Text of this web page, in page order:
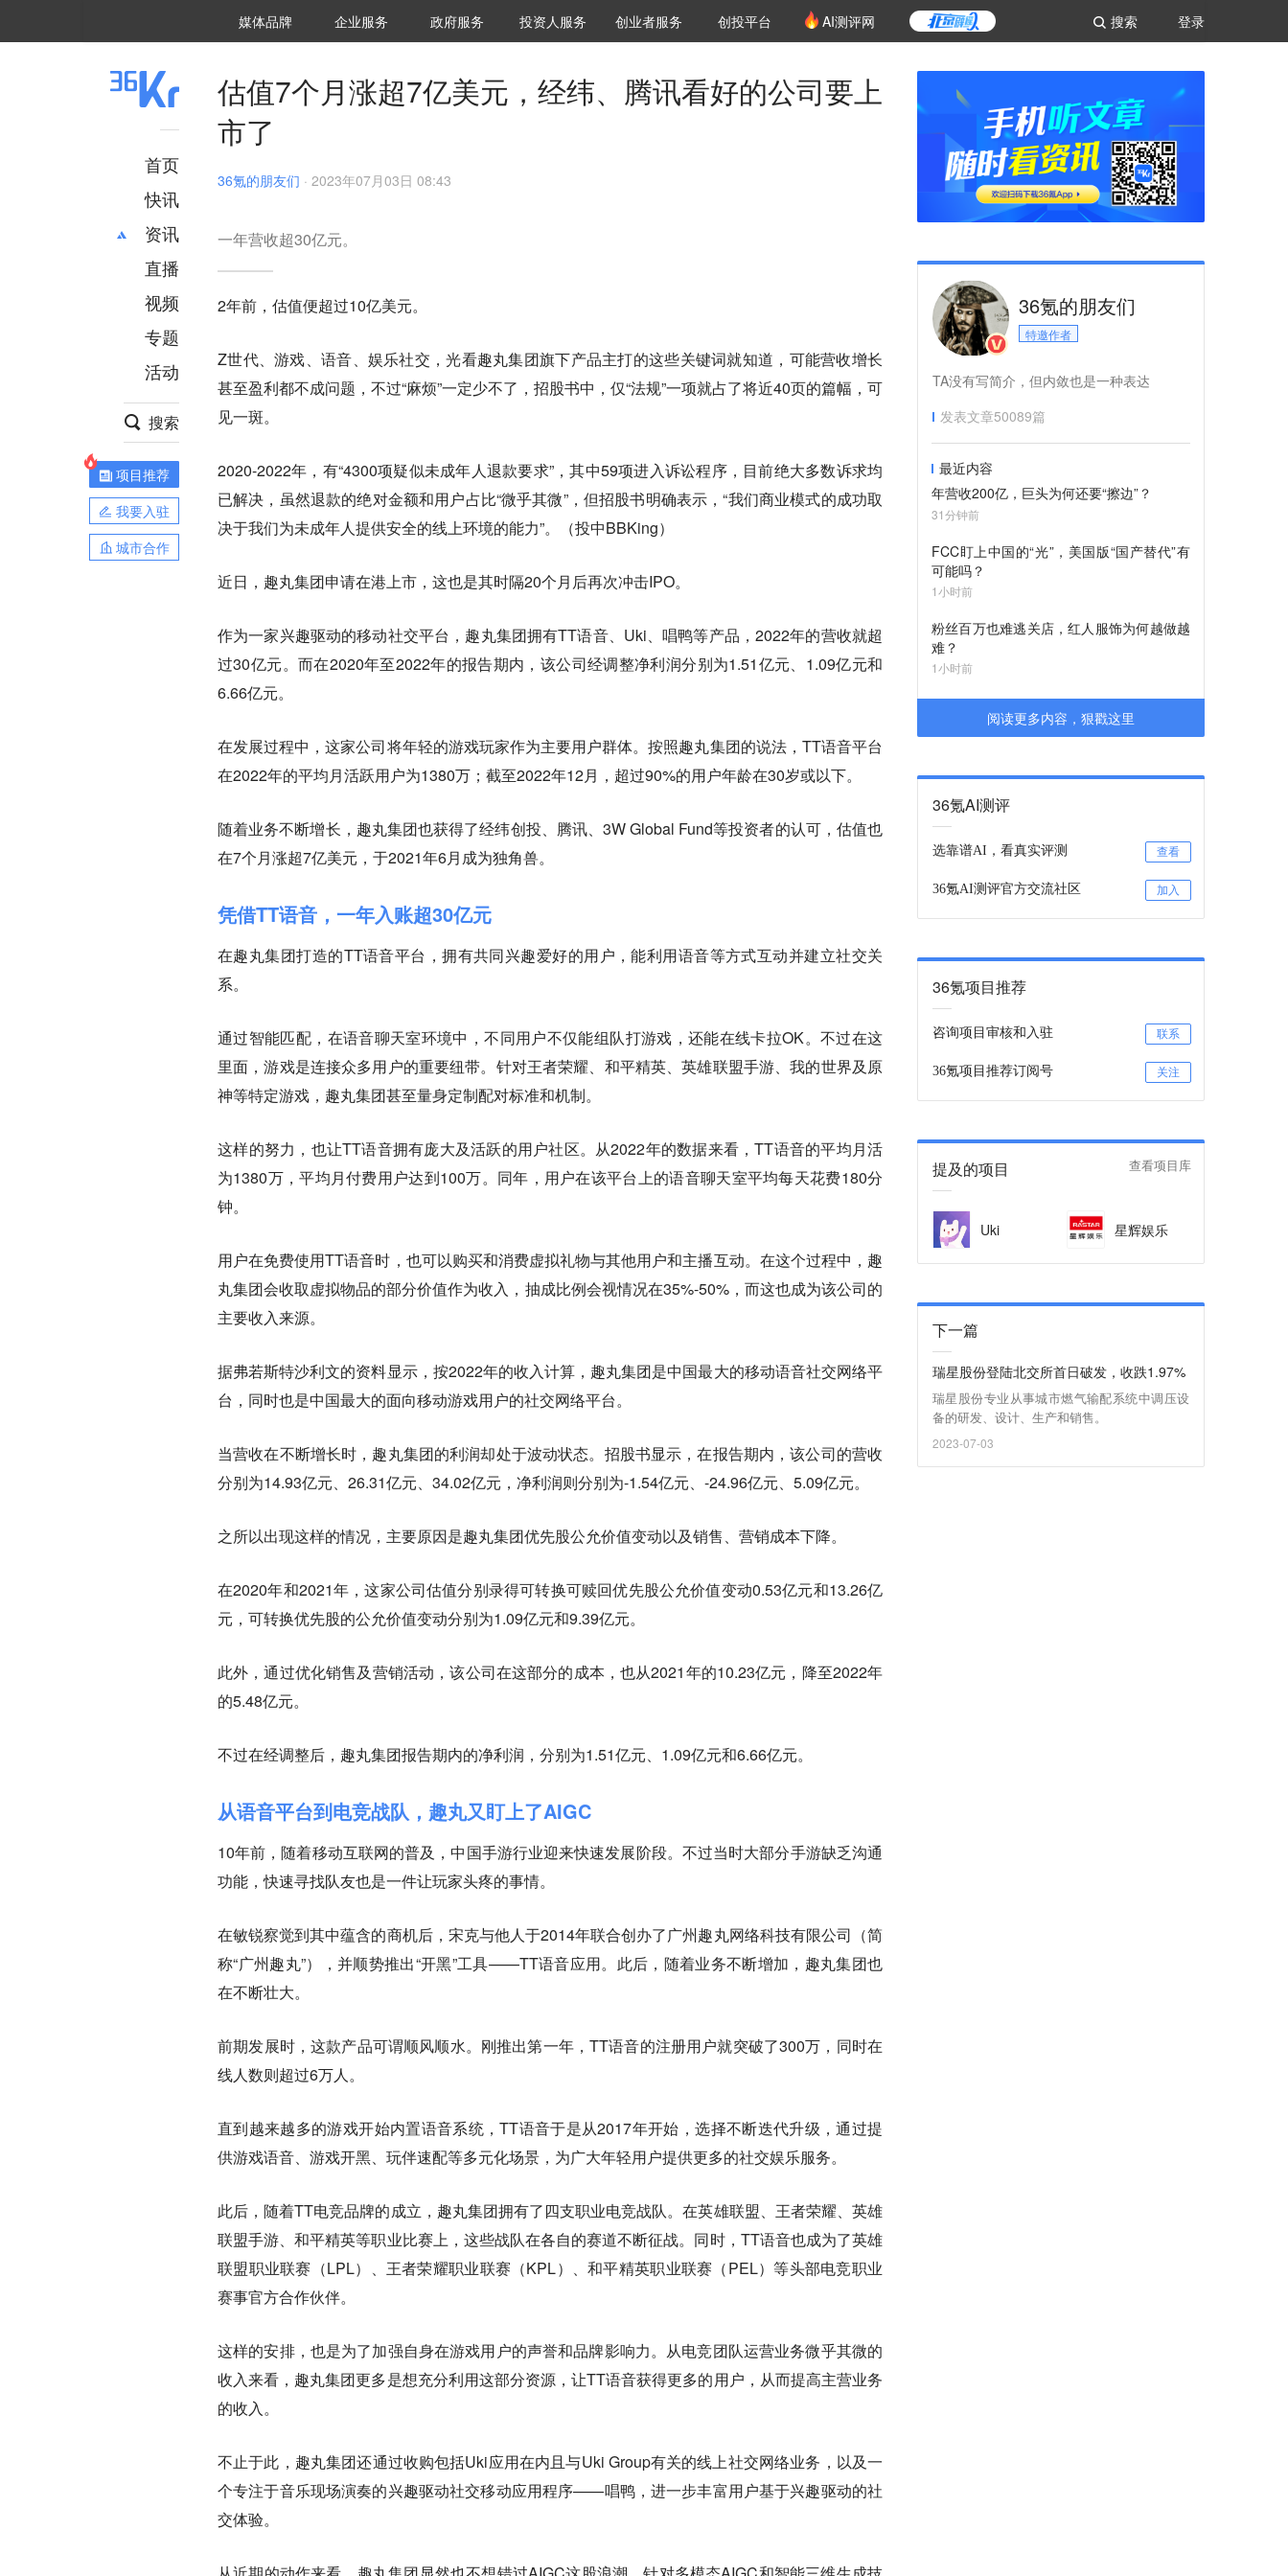
登录
搜索
媒体品牌 36Kr研究院
企业服务 城市之窗
政府服务 VClub投资机构库
投资机构职位推介
投资人服务 创投氪堂
创业者服务 创投平台 AI测评网
首页
快讯
资讯
推荐
财经
项目推荐
安徽
直播
视频
专题
活动
搜索
项目推荐
我要入驻
城市合作
估值7个月涨超7亿美元，经纬、腾讯看好的公司要上
市了
36氪的朋友们 · 2023年07月03日 08:43
一年营收超30亿元。
2年前，估值便超过10亿美元。
Z世代、游戏、语音、娱乐社交，光看趣丸集团旗下产品主打的这些关键词就知道，可能营收增长
甚至盈利都不成问题，不过“麻烦”一定少不了，招股书中，仅“法规”一项就占了将近40页的篇幅，可
见一斑。
2020-2022年，有“4300项疑似未成年人退款要求”，其中59项进入诉讼程序，目前绝大多数诉求均
已解决，虽然退款的绝对金额和用户占比“微乎其微”，但招股书明确表示，“我们商业模式的成功取
决于我们为未成年人提供安全的线上环境的能力”。（投中BBKing）
近日，趣丸集团申请在港上市，这也是其时隔20个月后再次冲击IPO。
作为一家兴趣驱动的移动社交平台，趣丸集团拥有TT语音、Uki、唱鸭等产品，2022年的营收就超
过30亿元。而在2020年至2022年的报告期内，该公司经调整净利润分别为1.51亿元、1.09亿元和
6.66亿元。
在发展过程中，这家公司将年轻的游戏玩家作为主要用户群体。按照趣丸集团的说法，TT语音平台
在2022年的平均月活跃用户为1380万；截至2022年12月，超过90%的用户年龄在30岁或以下。
随着业务不断增长，趣丸集团也获得了经纬创投、腾讯、3W Global Fund等投资者的认可，估值也
在7个月涨超7亿美元，于2021年6月成为独角兽。
凭借TT语音，一年入账超30亿元
在趣丸集团打造的TT语音平台，拥有共同兴趣爱好的用户，能利用语音等方式互动并建立社交关
系。
通过智能匹配，在语音聊天室环境中，不同用户不仅能组队打游戏，还能在线卡拉OK。不过在这
里面，游戏是连接众多用户的重要纽带。针对王者荣耀、和平精英、英雄联盟手游、我的世界及原
神等特定游戏，趣丸集团甚至量身定制配对标准和机制。
这样的努力，也让TT语音拥有庞大及活跃的用户社区。从2022年的数据来看，TT语音的平均月活
为1380万，平均月付费用户达到100万。同年，用户在该平台上的语音聊天室平均每天花费180分
钟。
用户在免费使用TT语音时，也可以购买和消费虚拟礼物与其他用户和主播互动。在这个过程中，趣
丸集团会收取虚拟物品的部分价值作为收入，抽成比例会视情况在35%-50%，而这也成为该公司的
主要收入来源。
据弗若斯特沙利文的资料显示，按2022年的收入计算，趣丸集团是中国最大的移动语音社交网络平
台，同时也是中国最大的面向移动游戏用户的社交网络平台。
当营收在不断增长时，趣丸集团的利润却处于波动状态。招股书显示，在报告期内，该公司的营收
分别为14.93亿元、26.31亿元、34.02亿元，净利润则分别为-1.54亿元、-24.96亿元、5.09亿元。
之所以出现这样的情况，主要原因是趣丸集团优先股公允价值变动以及销售、营销成本下降。
在2020年和2021年，这家公司估值分别录得可转换可赎回优先股公允价值变动0.53亿元和13.26亿
元，可转换优先股的公允价值变动分别为1.09亿元和9.39亿元。
此外，通过优化销售及营销活动，该公司在这部分的成本，也从2021年的10.23亿元，降至2022年
的5.48亿元。
不过在经调整后，趣丸集团报告期内的净利润，分别为1.51亿元、1.09亿元和6.66亿元。
从语音平台到电竞战队，趣丸又盯上了AIGC
10年前，随着移动互联网的普及，中国手游行业迎来快速发展阶段。不过当时大部分手游缺乏沟通
功能，快速寻找队友也是一件让玩家头疼的事情。
在敏锐察觉到其中蕴含的商机后，宋克与他人于2014年联合创办了广州趣丸网络科技有限公司（简
称“广州趣丸”），并顺势推出“开黑”工具——TT语音应用。此后，随着业务不断增加，趣丸集团也
在不断壮大。
前期发展时，这款产品可谓顺风顺水。刚推出第一年，TT语音的注册用户就突破了300万，同时在
线人数则超过6万人。
直到越来越多的游戏开始内置语音系统，TT语音于是从2017年开始，选择不断迭代升级，通过提
供游戏语音、游戏开黑、玩伴速配等多元化场景，为广大年轻用户提供更多的社交娱乐服务。
此后，随着TT电竞品牌的成立，趣丸集团拥有了四支职业电竞战队。在英雄联盟、王者荣耀、英雄
联盟手游、和平精英等职业比赛上，这些战队在各自的赛道不断征战。同时，TT语音也成为了英雄
联盟职业联赛（LPL）、王者荣耀职业联赛（KPL）、和平精英职业联赛（PEL）等头部电竞职业
赛事官方合作伙伴。
这样的安排，也是为了加强自身在游戏用户的声誉和品牌影响力。从电竞团队运营业务微乎其微的
收入来看，趣丸集团更多是想充分利用这部分资源，让TT语音获得更多的用户，从而提高主营业务
的收入。
不止于此，趣丸集团还通过收购包括Uki应用在内且与Uki Group有关的线上社交网络业务，以及一
个专注于音乐现场演奏的兴趣驱动社交移动应用程序——唱鸭，进一步丰富用户基于兴趣驱动的社
交体验。
36氪的朋友们
特邀作者
TA没有写简介，但内敛也是一种表达
发表文章50089篇
最近内容
年营收200亿，巨头为何还要“擦边”？
31分钟前
FCC盯上中国的“光”，美国版“国产替代”有
可能吗？
1小时前
粉丝百万也难逃关店，红人服饰为何越做越
难？
1小时前
阅读更多内容，狠戳这里
36氪AI测评
选靠谱AI，看真实评测 查看
36氪AI测评官方交流社区 加入
36氪项目推荐
咨询项目审核和入驻 联系
36氪项目推荐订阅号 关注
提及的项目 查看项目库
Uki 星辉娱乐
下一篇
瑞星股份登陆北交所首日破发，收跌1.97%
瑞星股份专业从事城市燃气输配系统中调压设
备的研发、设计、生产和销售。
2023-07-03